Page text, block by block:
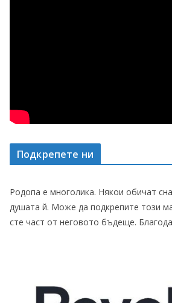
Подкрепете ни
Родопа е многолика. Някои обичат
душата й. Може да подкрепите този
сте част от неговото бъдеще.